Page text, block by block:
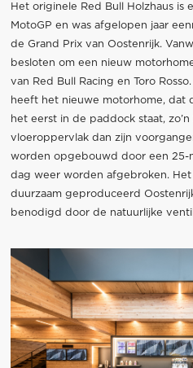
Het originele Red Bull Holzhaus is
MotoGP en was afgelopen jaar
de Grand Prix van Oostenrijk.
besloten om een nieuw
van Red Bull Racing en Toro
heeft het nieuwe motorhome, dat
het eerst in de paddock staat,
vloeroppervlak dan zijn
worden opgebouwd door een 25-
dag weer worden afgebroken.
duurzaam geproduceerd
benodigd door de natuurlijke